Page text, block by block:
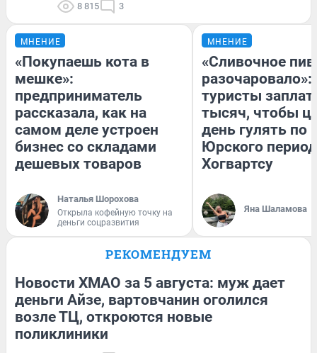
8 815 3
МНЕНИЕ
«Покупаешь кота в
мешке»:
предприниматель
рассказала, как на
самом деле устроен
бизнес со складами
дешевых товаров
Наталья Шорохова
Открыла кофейную точку на
деньги соцразвития
МНЕНИЕ
«Сливочное
разочаровало»:
туристы
тысяч, чтобы
день гулять по
Юрского
Хогвартсу
Яна Шаламова
РЕКОМЕНДУЕМ
Новости ХМАО за 5 августа: муж дает
деньги Айзе, вартовчанин оголился
возле ТЦ, откроются новые
поликлиники